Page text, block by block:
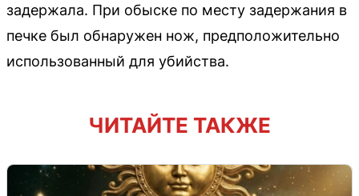
задержала. При обыске по месту задержания в
печке был обнаружен нож, предположительно
использованный для убийства.
ЧИТАЙТЕ ТАКЖЕ